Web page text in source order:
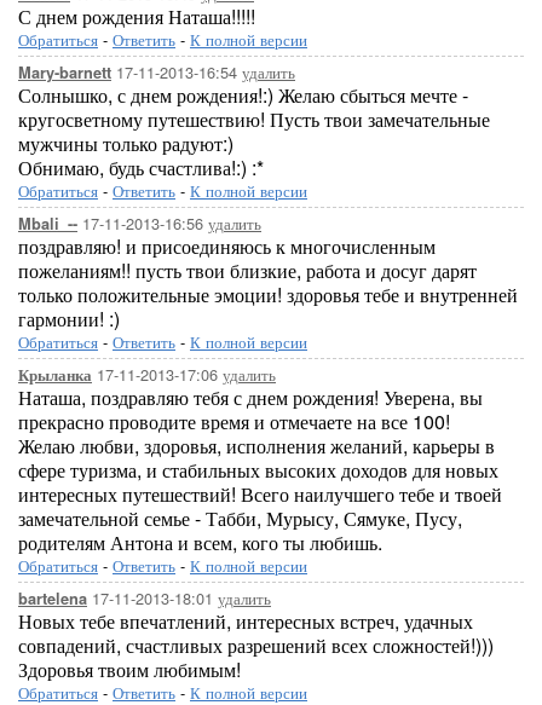
С днем рождения Наташа!!!!!
Обратиться - Ответить - К полной версии
Mary-barnett 17-11-2013-16:54 удалить
Солнышко, с днем рождения!:) Желаю сбыться мечте -
кругосветному путешествию! Пусть твои замечательные
мужчины только радуют:)
Обнимаю, будь счастлива!:) :*
Обратиться - Ответить - К полной версии
Mbali_-- 17-11-2013-16:56 удалить
поздравляю! и присоединяюсь к многочисленным
пожеланиям!! пусть твои близкие, работа и досуг дарят
только положительные эмоции! здоровья тебе и внутренней
гармонии! :)
Обратиться - Ответить - К полной версии
Крыланка 17-11-2013-17:06 удалить
Наташа, поздравляю тебя с днем рождения! Уверена, вы
прекрасно проводите время и отмечаете на все 100!
Желаю любви, здоровья, исполнения желаний, карьеры в
сфере туризма, и стабильных высоких доходов для новых
интересных путешествий! Всего наилучшего тебе и твоей
замечательной семье - Табби, Мурысу, Сямуке, Пусу,
родителям Антона и всем, кого ты любишь.
Обратиться - Ответить - К полной версии
bartelena 17-11-2013-18:01 удалить
Новых тебе впечатлений, интересных встреч, удачных
совпадений, счастливых разрешений всех сложностей!)))
Здоровья твоим любимым!
Обратиться - Ответить - К полной версии